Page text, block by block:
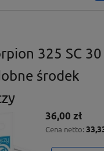
325 SC
środek
36,00 zł
Cena netto: